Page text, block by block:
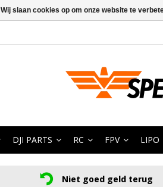
DJI PARTS RC FPV LIPO
Niet goed geld terug
Wij slaan cookies op om onze website te